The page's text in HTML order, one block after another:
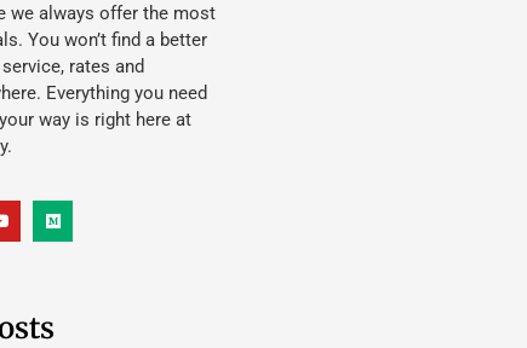
we always offer the most
You won’t find a better
rates and
Everything you need
way is right here at